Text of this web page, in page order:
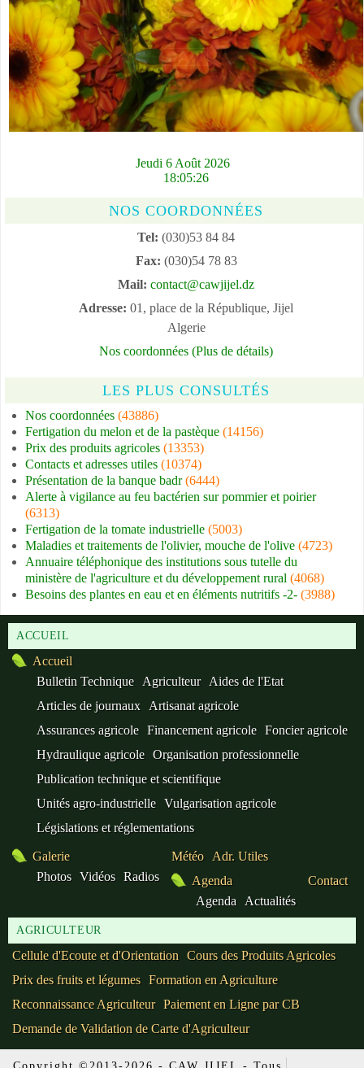
Jeudi 6 Août 2026
18:05:27
NOS COORDONNÉES
Tel: (030)53 84 84
Fax: (030)54 78 83
Mail: contact@cawjijel.dz
Adresse: 01, place de la République, Jijel
Algerie
Nos coordonnées (Plus de détails)
LES PLUS CONSULTÉS
Nos coordonnées (43886)
Fertigation du melon et de la pastèque (14156)
Prix des produits agricoles (13353)
Contacts et adresses utiles (10374)
Présentation de la banque badr(6444)
Alerte à vigilance au feu bactérien sur pommier et poirier
(6313)
Fertigation de la tomate industrielle (5003)
Maladies et traitements de l'olivier, mouche de l'olive (4723)
Annuaire téléphonique des institutions sous tutelle du
ministère de l'agriculture et du développement rural (4068)
Besoins des plantes en eau et en éléments nutritifs -2- (3988)
ACCUEIL
Accueil
Bulletin Technique
Agriculteur
Aides de l'Etat
Articles de journaux
Artisanat agricole
Assurances agricole Financement agricole Foncier agricole
Hydraulique agricole Organisation professionnelle
Publication technique et scientifique
Unités agro-industrielle Vulgarisation agricole
Législations et réglementations
Galerie
Photos Vidéos Radios
Météo
Adr. Utiles
Agenda
Agenda
Actualités
Contact
AGRICULTEUR
Cellule d'Ecoute et d'Orientation Cours des Produits Agricoles
Prix des fruits et légumes Formation en Agriculture
Reconnaissance Agriculteur Paiement en Ligne par CB
Demande de Validation de Carte d'Agriculteur